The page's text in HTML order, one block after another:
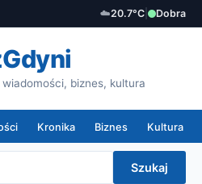
☁️20.7°C Dobra
biznes, kultura
Kronika Biznes Kultura
Szukaj